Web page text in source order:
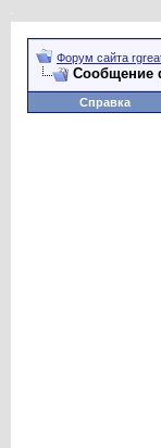
Форум сайта
Сообщение
Справка